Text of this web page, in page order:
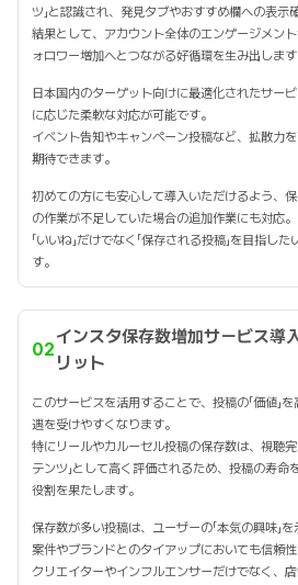
ツ」と認識され、発見タブやおすすめ欄への表示
結果として、アカウント全体のエンゲージメン
ォロワー増加へとつながる好循環を生み出します
日本国内のターゲット向けに最適化されたサー
に応じた柔軟な対応が可能です。
イベント告知やキャンペーン投稿など、拡散力
期待できます。
初めての方にも安心して導入いただけるよう、
の作業が不足していた場合の追加作業にも対応。
「いいね」だけでなく「保存される投稿」を目指し
す。
02
インスタ保存数増加サービス導
リット
このサービスを活用することで、投稿の「価値」
遇を受けやすくなります。
特にリールやカルーセル投稿の保存数は、視聴
テンツ」として高く評価されるため、投稿の寿
役割を果たします。
保存数が多い投稿は、ユーザーの「本気の興味」
案件やブランドとのタイアップにおいても信頼性
クリエイターやインフルエンサーだけでなく、